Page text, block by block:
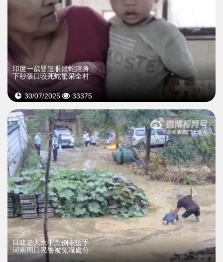
印度一歲嬰遭眼鏡蛇纏身
下秒張口咬死蛇驚呆全村
30/07/2025 33375
目睹老人水中跌倒未援手
河南周口民警被免職處分